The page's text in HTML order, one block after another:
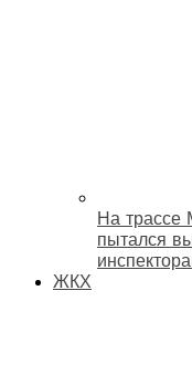
На трассе
пытался
ЖКХ